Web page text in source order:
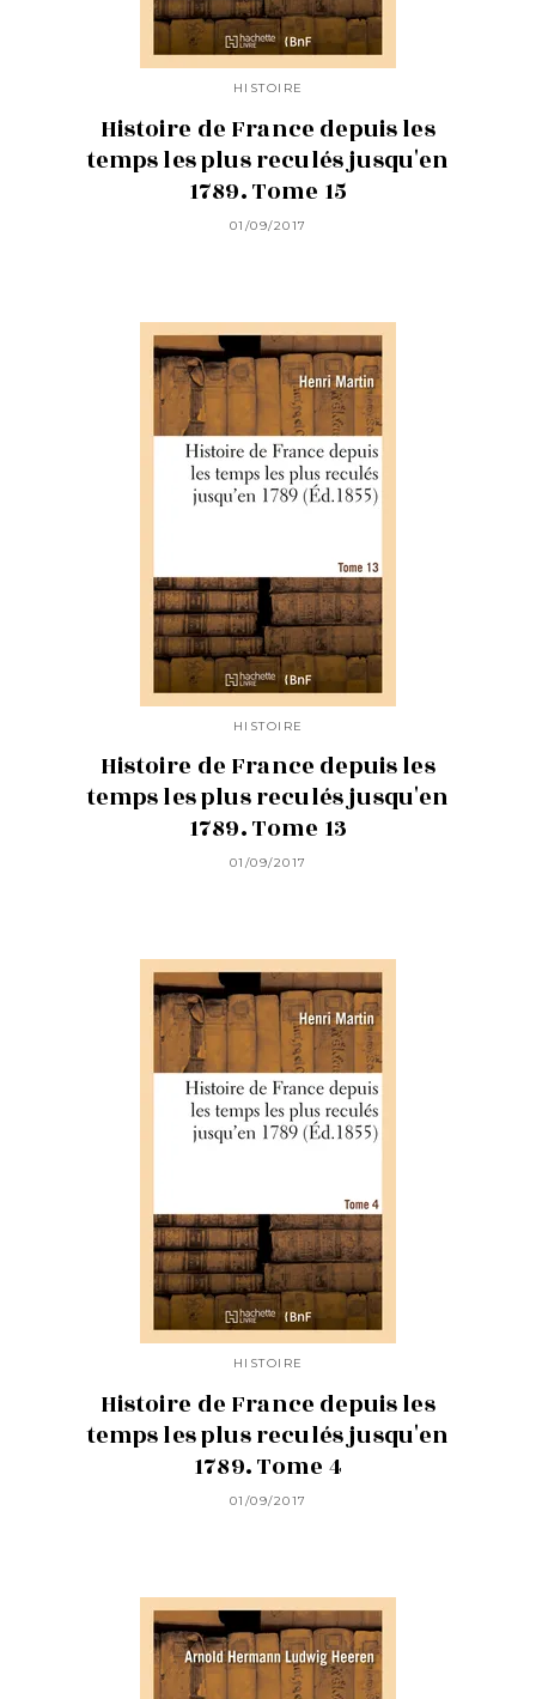
HISTOIRE
Histoire de France depuis les
temps les plus reculés jusqu'en
1789. Tome 15
01/09/2017
HISTOIRE
Histoire de France depuis les
temps les plus reculés jusqu'en
1789. Tome 13
01/09/2017
HISTOIRE
Histoire de France depuis les
temps les plus reculés jusqu'en
1789. Tome 4
01/09/2017